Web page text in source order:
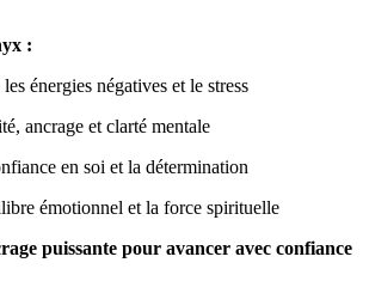
:
énergies négatives et le stress
ancrage et clarté mentale
en soi et la détermination
émotionnel et la force spirituelle
puissante pour avancer avec confiance